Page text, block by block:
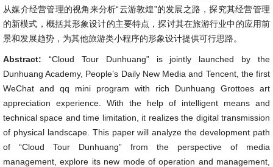
从媒介经营管理的视角来分析“云游敦煌”的发展之路，探究其经营管理
的新模式，概括其形象设计的主要特点，探讨其在旅游行业中的应用前
景和发展趋势，为其他旅游类小程序的形象设计提供可行思路。
Abstract: “Cloud Tour Dunhuang” is jointly launched by the
Dunhuang Academy, People’s Daily New Media and Tencent, the first
WeChat and qq mini program with rich Dunhuang Grottoes art
appreciation experience. With the help of intelligent means and
technical space and time limitation, it realizes the digital transmission
of physical landscape. This paper will analyze the development path
of “Cloud Tour Dunhuang” from the perspective of media
management, explore its new mode of operation and management,